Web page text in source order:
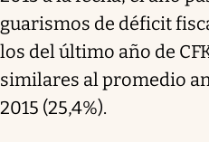
guarismos de déficit
los del último año de
similares al promedio
2015 (25,4%).